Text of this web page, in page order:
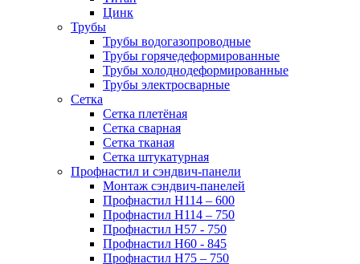
Цинк
Трубы
Трубы водогазопроводные
Трубы горячедеформированные
Трубы холоднодеформированные
Трубы электросварные
Сетка
Сетка плетёная
Сетка сварная
Сетка тканая
Сетка штукатурная
Профнастил и сэндвич-панели
Монтаж сэндвич-панелей
Профнастил Н114 – 600
Профнастил Н114 – 750
Профнастил Н57 - 750
Профнастил Н60 - 845
Профнастил Н75 – 750